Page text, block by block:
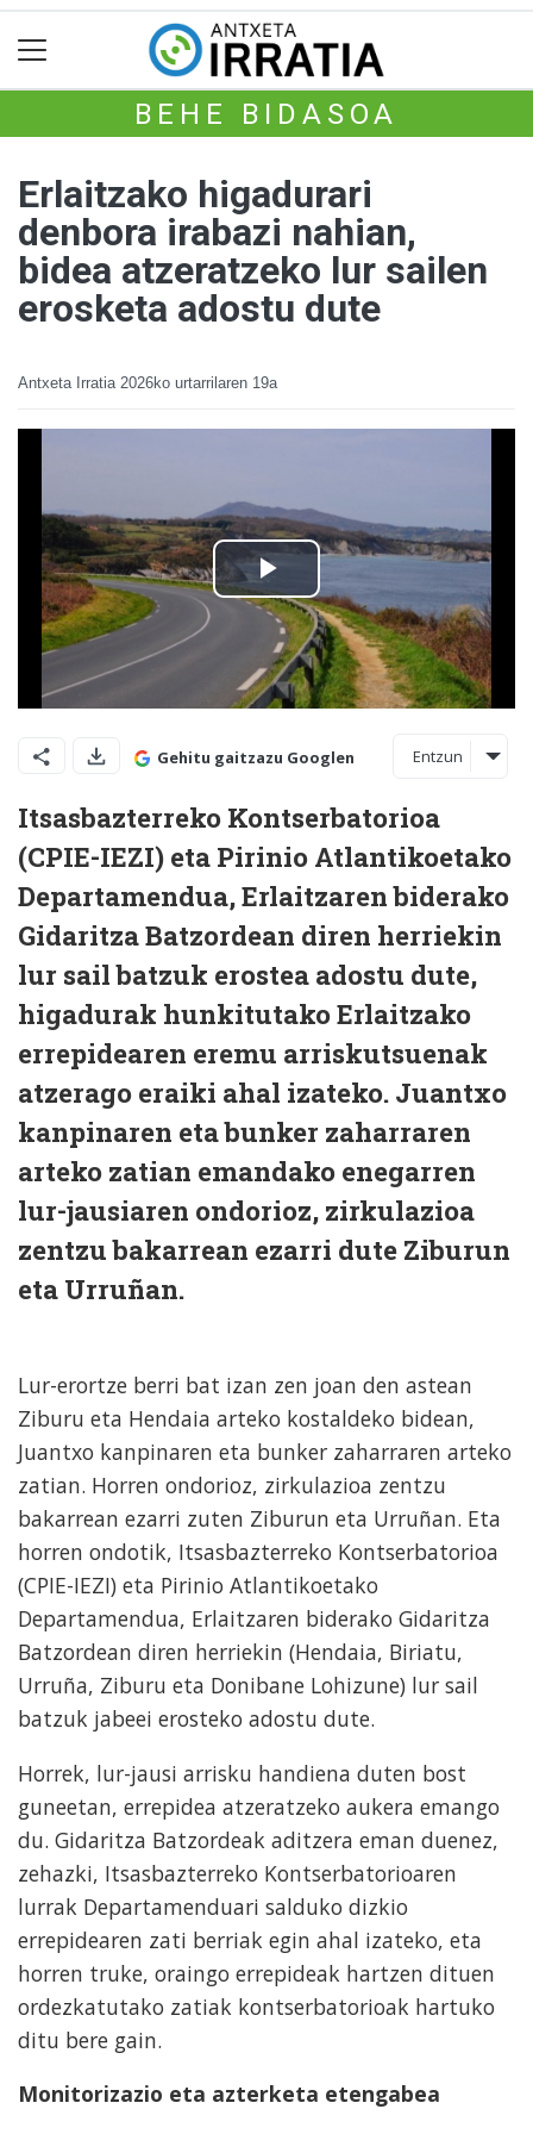
BEHE BIDASOA
Erlaitzako higadurari
denbora irabazi nahian,
bidea atzeratzeko lur sailen
erosketa adostu dute
Antxeta Irratia 2026ko urtarrilaren 19a
Gehitu gaitzazu Googlen Entzun
Itsasbazterreko Kontserbatorioa
(CPIE-IEZI) eta Pirinio Atlantikoetako
Departamendua, Erlaitzaren biderako
Gidaritza Batzordean diren herriekin
lur sail batzuk erostea adostu dute,
higadurak hunkitutako Erlaitzako
errepidearen eremu arriskutsuenak
atzerago eraiki ahal izateko. Juantxo
kanpinaren eta bunker zaharraren
arteko zatian emandako enegarren
lur-jausiaren ondorioz, zirkulazioa
zentzu bakarrean ezarri dute Ziburun
eta Urruñan.
Lur-erortze berri bat izan zen joan den astean
Ziburu eta Hendaia arteko kostaldeko bidean,
Juantxo kanpinaren eta bunker zaharraren arteko
zatian. Horren ondorioz, zirkulazioa zentzu
bakarrean ezarri zuten Ziburun eta Urruñan. Eta
horren ondotik, Itsasbazterreko Kontserbatorioa
(CPIE-IEZI) eta Pirinio Atlantikoetako
Departamendua, Erlaitzaren biderako Gidaritza
Batzordean diren herriekin (Hendaia, Biriatu,
Urruña, Ziburu eta Donibane Lohizune) lur sail
batzuk jabeei erosteko adostu dute.
Horrek, lur-jausi arrisku handiena duten bost
guneetan, errepidea atzeratzeko aukera emango
du. Gidaritza Batzordeak aditzera eman duenez,
zehazki, Itsasbazterreko Kontserbatorioaren
lurrak Departamenduari salduko dizkio
errepidearen zati berriak egin ahal izateko, eta
horren truke, oraingo errepideak hartzen dituen
ordezkatutako zatiak kontserbatorioak hartuko
ditu bere gain.
Monitorizazio eta azterketa etengabea